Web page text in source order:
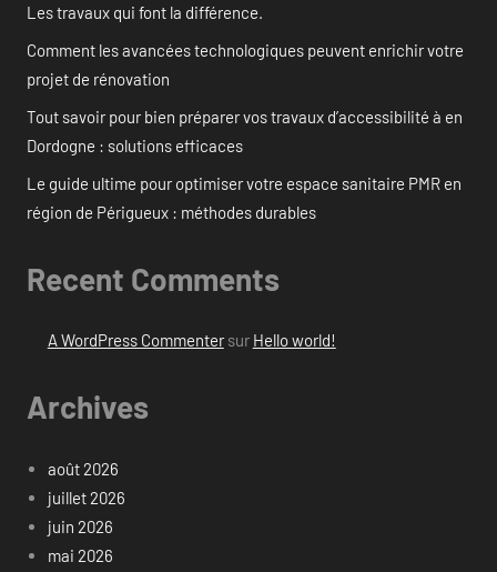
Les travaux qui font la différence.
Comment les avancées technologiques peuvent enrichir votre
projet de rénovation
Tout savoir pour bien préparer vos travaux d’accessibilité à en
Dordogne : solutions efficaces
Le guide ultime pour optimiser votre espace sanitaire PMR en
région de Périgueux : méthodes durables
Recent Comments
A WordPress Commentersur Hello world!
Archives
août 2026
juillet 2026
juin 2026
mai 2026